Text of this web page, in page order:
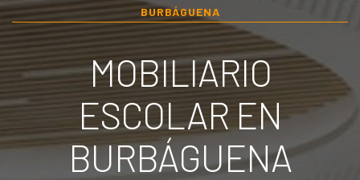
BURBÁGUENA
MOBILIARIO
ESCOLAR EN
BURBÁGUENA